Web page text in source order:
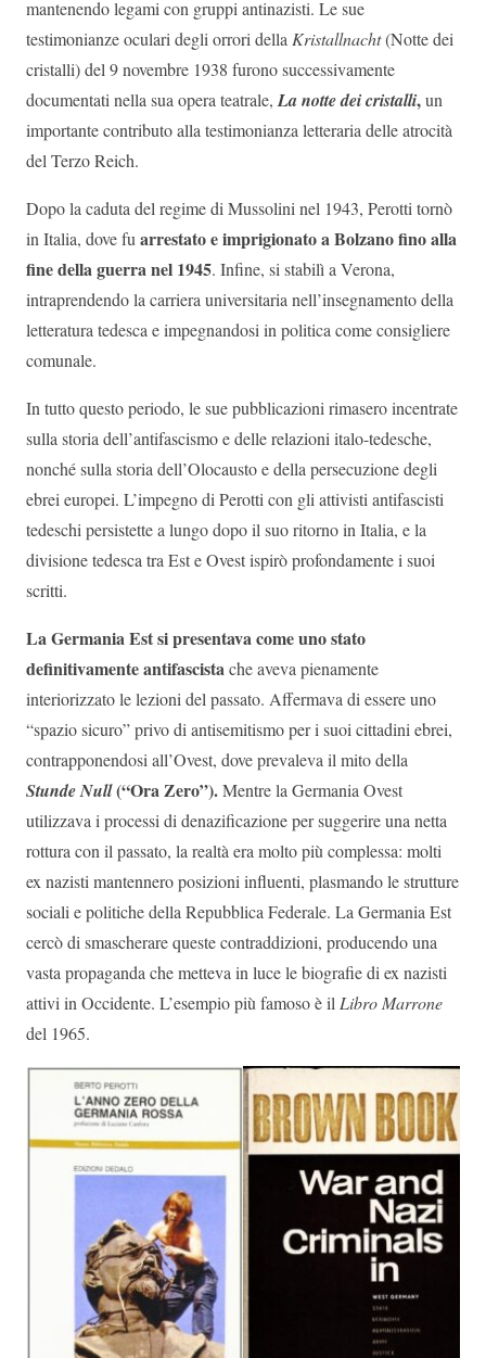
mantenendo legami con gruppi antinazisti. Le sue
testimonianze oculari degli orrori della Kristallnacht(Notte dei
cristalli) del 9 novembre 1938 furono successivamente
documentati nella sua opera teatrale, La notte dei cristalli,un
importante contributo alla testimonianza letteraria delle atrocità
del Terzo Reich.
Dopo la caduta del regime di Mussolini nel 1943, Perotti tornò
in Italia, dove fu arrestato e imprigionato a Bolzano fino alla
fine della guerra nel 1945. Infine, si stabilì a Verona,
intraprendendo la carriera universitaria nell’insegnamento della
letteratura tedesca e impegnandosi in politica come consigliere
comunale.
In tutto questo periodo, le sue pubblicazioni rimasero incentrate
sulla storia dell’antifascismo e delle relazioni italo-tedesche,
nonché sulla storia dell’Olocausto e della persecuzione degli
ebrei europei. L’impegno di Perotti con gli attivisti antifascisti
tedeschi persistette a lungo dopo il suo ritorno in Italia, e la
divisione tedesca tra Est e Ovest ispirò profondamente i suoi
scritti.
La Germania Est si presentava come uno stato
definitivamente antifascistache aveva pienamente
interiorizzato le lezioni del passato. Affermava di essere uno
“spazio sicuro” privo di antisemitismo per i suoi cittadini ebrei,
contrapponendosi all’Ovest, dove prevaleva il mito della
Stunde Null(“Ora Zero”).Mentre la Germania Ovest
utilizzava i processi di denazificazione per suggerire una netta
rottura con il passato, la realtà era molto più complessa: molti
ex nazisti mantennero posizioni influenti, plasmando le strutture
sociali e politiche della Repubblica Federale. La Germania Est
cercò di smascherare queste contraddizioni, producendo una
vasta propaganda che metteva in luce le biografie di ex nazisti
attivi in Occidente. L’esempio più famoso è il Libro Marrone
del 1965.